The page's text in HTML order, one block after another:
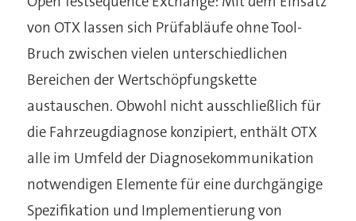
von OTX lassen sich Prüfabläufe ohne Tool-
Bruch zwischen vielen unterschiedlichen
Bereichen der Wertschöpfungskette
austauschen. Obwohl nicht ausschließlich für
die Fahrzeugdiagnose konzipiert, enthält OTX
alle im Umfeld der Diagnosekommunikation
notwendigen Elemente für eine durchgängige
Spezifikation und Implementierung von